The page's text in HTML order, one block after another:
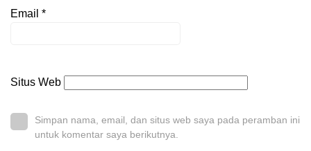
Email *
Situs Web
Simpan nama, email, dan situs web saya pada peramban ini
untuk komentar saya berikutnya.